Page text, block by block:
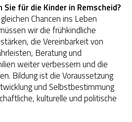
für die Kinder in Remscheid?
Chancen ins Leben
wir die frühkindliche
die Vereinbarkeit von
Beratung und
weiter verbessern und die
Bildung ist die Voraussetzung
und Selbstbestimmung
kulturelle und politische